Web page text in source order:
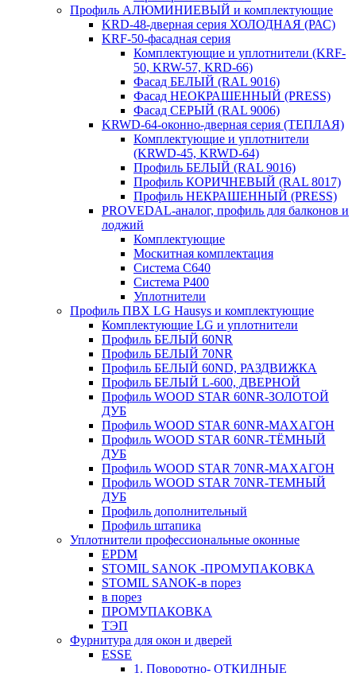
Профиль АЛЮМИНИЕВЫЙ и комплектующие
KRD-48-дверная серия ХОЛОДНАЯ (РАС)
KRF-50-фасадная серия
Комплектующие и уплотнители (KRF-
50, KRW-57, KRD-66)
Фасад БЕЛЫЙ (RAL 9016)
Фасад НЕОКРАШЕННЫЙ (PRESS)
Фасад СЕРЫЙ (RAL 9006)
KRWD-64-оконно-дверная серия (ТЕПЛАЯ)
Комплектующие и уплотнители
(KRWD-45, KRWD-64)
Профиль БЕЛЫЙ (RAL 9016)
Профиль КОРИЧНЕВЫЙ (RAL 8017)
Профиль НЕКРАШЕННЫЙ (PRESS)
PROVEDAL-аналог, профиль для балконов и
лоджий
Комплектующие
Москитная комплектация
Система C640
Система P400
Уплотнители
Профиль ПВХ LG Hausys и комплектующие
Комплектующие LG и уплотнители
Профиль БЕЛЫЙ 60NR
Профиль БЕЛЫЙ 70NR
Профиль БЕЛЫЙ 60ND, РАЗДВИЖКА
Профиль БЕЛЫЙ L-600, ДВЕРНОЙ
Профиль WOOD STAR 60NR-ЗОЛОТОЙ
ДУБ
Профиль WOOD STAR 60NR-МАХАГОН
Профиль WOOD STAR 60NR-ТЁМНЫЙ
ДУБ
Профиль WOOD STAR 70NR-МАХАГОН
Профиль WOOD STAR 70NR-ТЕМНЫЙ
ДУБ
Профиль дополнительный
Профиль штапика
Уплотнители профессиональные оконные
EPDM
STOMIL SANOK -ПРОМУПАКОВКА
STOMIL SANOK-в порез
в порез
ПРОМУПАКОВКА
ТЭП
Фурнитура для окон и дверей
ESSE
1. Поворотно- ОТКИДНЫЕ